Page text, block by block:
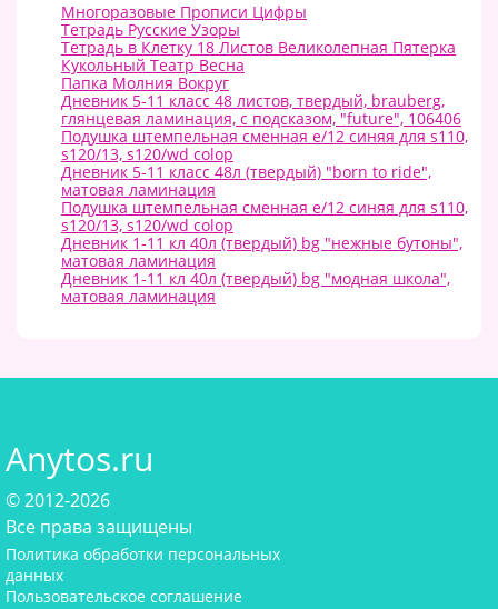
Многоразовые Прописи Цифры
Тетрадь Русские Узоры
Тетрадь в Клетку 18 Листов Великолепная Пятерка
Кукольный Театр Весна
Папка Молния Вокруг
Дневник 5-11 класс 48 листов, твердый, brauberg,
глянцевая ламинация, с подсказом, "future", 106406
Подушка штемпельная сменная e/12 синяя для s110,
s120/13, s120/wd colop
Дневник 5-11 класс 48л (твердый) "born to ride",
матовая ламинация
Подушка штемпельная сменная e/12 синяя для s110,
s120/13, s120/wd colop
Дневник 1-11 кл 40л (твердый) bg "нежные бутоны",
матовая ламинация
Дневник 1-11 кл 40л (твердый) bg "модная школа",
матовая ламинация
Anytos.ru
© 2012-2026
Все права защищены
Политика обработки персональных
данных
Пользовательское соглашение